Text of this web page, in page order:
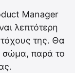
Manager
λεπτότερη
της. Θα
σώμα, παρά το